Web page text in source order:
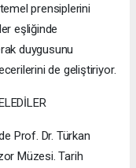
prensiplerini
eşliğinde
duygusunu
de geliştiriyor.
Prof. Dr. Türkan
Müzesi. Tarih